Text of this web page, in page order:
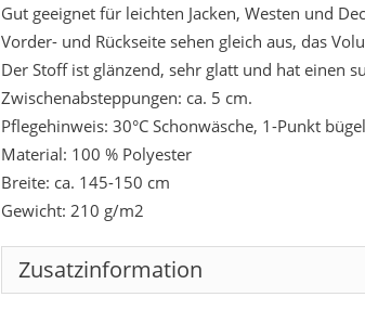
Gut geeignet für leichten Jacken, Westen und
Vorder- und Rückseite sehen gleich aus, das
Der Stoff ist glänzend, sehr glatt und hat einen
Zwischenabsteppungen: ca. 5 cm.
Pflegehinweis: 30°C Schonwäsche, 1-Punkt
Material: 100 % Polyester
Breite: ca. 145-150 cm
Gewicht: 210 g/m2
Zusatzinformation